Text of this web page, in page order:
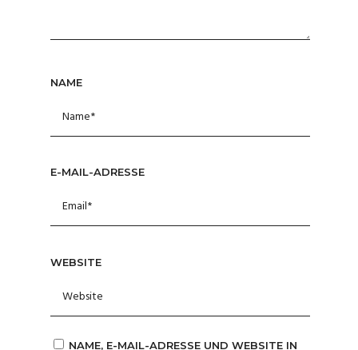
NAME
E-MAIL-ADRESSE
WEBSITE
NAME, E-MAIL-ADRESSE UND WEBSITE IN